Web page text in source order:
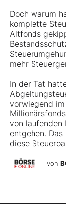
Doch warum
komplette
Altfonds
mehr
In der Tat
vorwiegend
von laufenden
entgehen.
diese
von